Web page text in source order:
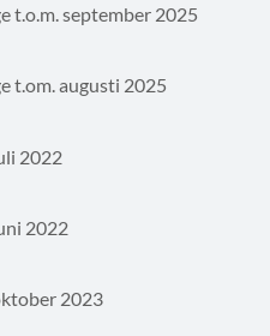
t.o.m. september 2025
t.om. augusti 2025
2022
2022
2023